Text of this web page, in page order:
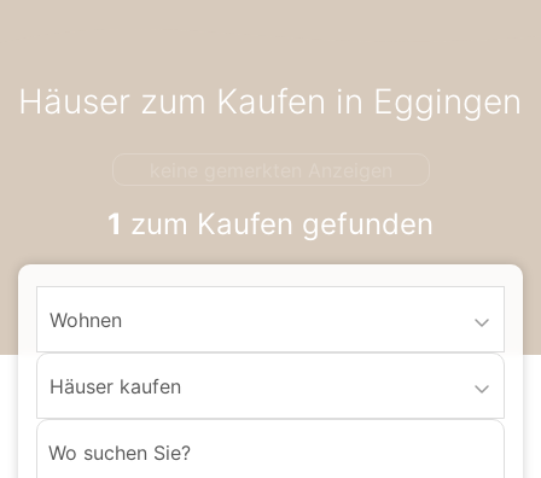
zur
Navigation
Häuser zum Kaufen in Eggingen
1 zum Kaufen gefunden
Wohnen
Häuser kaufen